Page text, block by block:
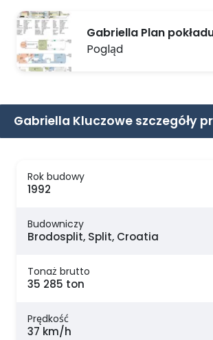
Gabriella Plan
Pogląd
Gabriella Kluczowe szczegóły
Rok budowy
1992
Budowniczy
Brodosplit, Split, Croatia
Tonaż brutto
35 285 ton
Prędkość
37 km/h